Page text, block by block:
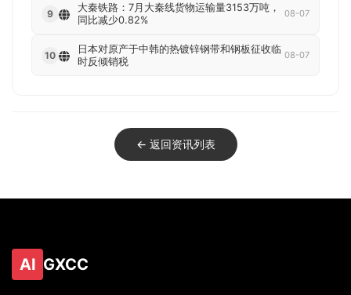
9
大秦铁路：7月大秦线货物运输量3153万吨，
同比减少0.82%
08-07
10
日本对原产于中韩的热镀锌钢带和钢板征收临
时反倾销税
08-07
← 返回资讯列表
AI GXCC